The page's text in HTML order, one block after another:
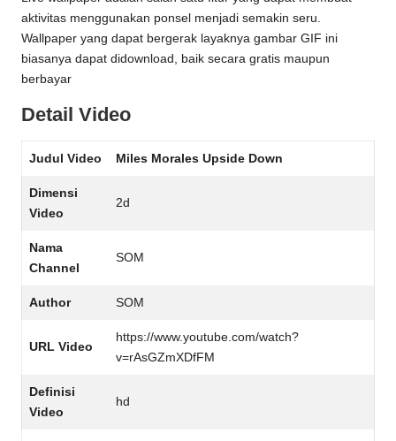
aktivitas menggunakan ponsel menjadi semakin seru.
Wallpaper yang dapat bergerak layaknya gambar GIF ini
biasanya dapat didownload, baik secara gratis maupun
berbayar
Detail Video
Judul Video Miles Morales Upside Down
Dimensi
Video
2d
Nama
Channel
SOM
Author SOM
URL Video
https://www.youtube.com/watch?
v=rAsGZmXDfFM
Definisi
Video
hd